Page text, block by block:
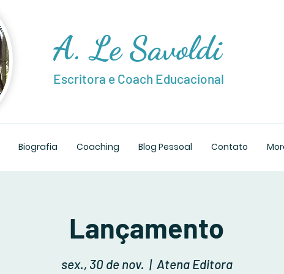
Escritora e Coach Educacional
A. Le Savoldi
Biografia Coaching Blog Pessoal Contato
Lançamento
sex., 30 de nov.
  |
Atena Editora